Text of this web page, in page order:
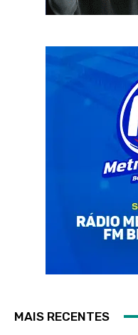
MAIS RECENTES